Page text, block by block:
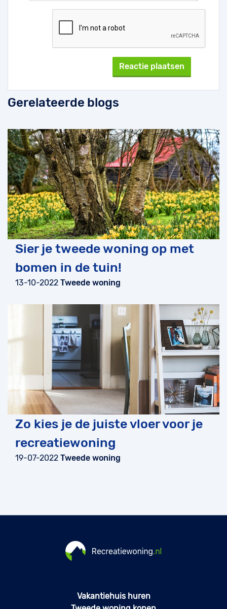
Gerelateerde blogs
Sier je tweede woning op met
bomen in de tuin!
13-10-2022 Tweede woning
Zo kies je de juiste vloer voor je
recreatiewoning
19-07-2022 Tweede woning
Vakantiehuis huren